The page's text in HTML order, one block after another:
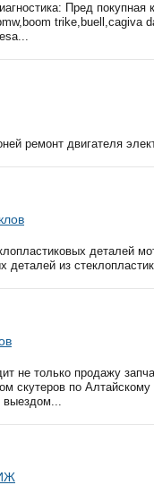
Пред покупная
trike,buell,cagiva
ремонт двигателя
деталей
деталей из
не только продажу
скутеров по
выездом...